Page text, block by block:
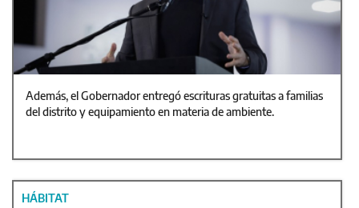
Además, el Gobernador entregó escrituras gratuitas a familias
del distrito y equipamiento en materia de ambiente.
HÁBITAT